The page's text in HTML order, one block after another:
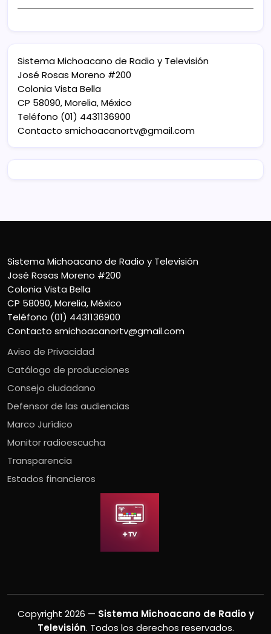
Sistema Michoacano de Radio y Televisión
José Rosas Moreno #200
Colonia Vista Bella
CP 58090, Morelia, México
Teléfono (01) 4431136900
Contacto smichoacanortv@gmail.com
Sistema Michoacano de Radio y Televisión
José Rosas Moreno #200
Colonia Vista Bella
CP 58090, Morelia, México
Teléfono (01) 4431136900
Contacto smichoacanortv@gmail.com
Aviso de Privacidad
Catálogo de producciones
Consejo ciudadano
Defensor de las audiencias
Marco Jurídico
Monitor radioescucha
Transparencia
Estados financieros
Copyright 2026 — Sistema Michoacano de Radio y
Televisión. Todos los derechos reservados.